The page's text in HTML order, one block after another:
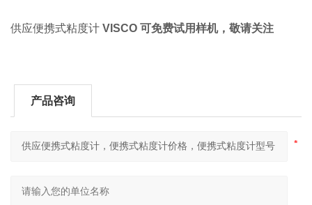
供应便携式粘度计 VISCO可免费试用样机，敬请关注
产品咨询